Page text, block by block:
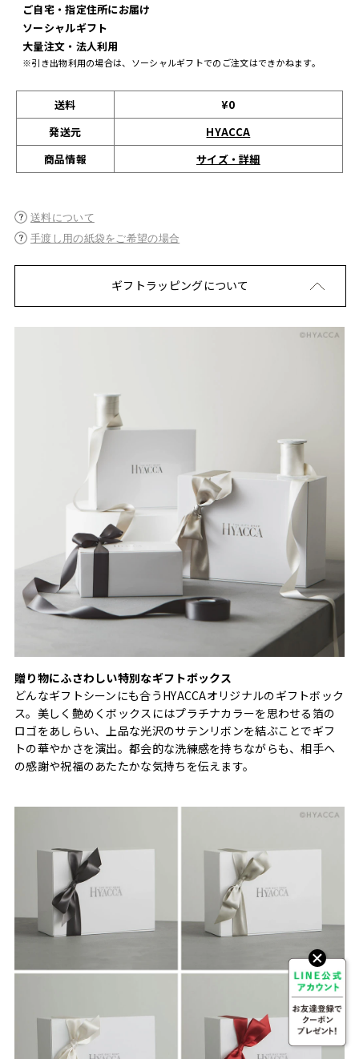
ご自宅・指定住所にお届け
ソーシャルギフト
大量注文・法人利用
※引き出物利用の場合は、ソーシャルギフトでのご注文はできかねます。
送料
¥0
発送元
HYACCA
商品情報
サイズ・詳細
送料について
手渡し用の紙袋をご希望の場合
ギフトラッピングについて
贈り物にふさわしい特別なギフトボックス
どんなギフトシーンにも合うHYACCAオリジナルのギフトボック
ス。美しく艶めくボックスにはプラチナカラーを思わせる箔の
ロゴをあしらい、上品な光沢のサテンリボンを結ぶことでギフ
トの華やかさを演出。都会的な洗練感を持ちながらも、相手へ
の感謝や祝福のあたたかな気持ちを伝えます。